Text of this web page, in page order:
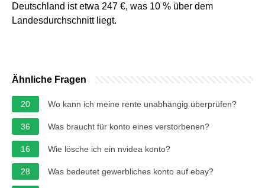
Deutschland ist etwa 247 €, was 10 % über dem
Landesdurchschnitt liegt.
Ähnliche Fragen
20 Wo kann ich meine rente unabhängig überprüfen?
36 Was braucht für konto eines verstorbenen?
16 Wie lösche ich ein nvidea konto?
28 Was bedeutet gewerbliches konto auf ebay?